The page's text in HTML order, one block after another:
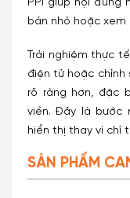
PPI giúp nội dung
bản nhỏ hoặc xem
Trải nghiệm thực
điện tử hoặc
rõ ràng hơn, đặc
viền.Đây là bước
hiển thị thay vì chỉ
SẢN PHẨM